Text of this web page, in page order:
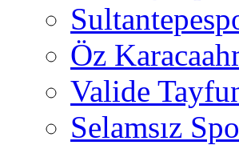
Öz
Valide
Selamsız